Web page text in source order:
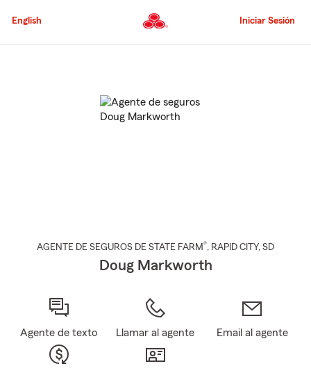
al
principal
English Iniciar Sesión
AGENTE DE SEGUROS DE STATE FARM®, RAPID CITY, SD
Doug Markworth
Agente de texto Llamar al agente Email al agente